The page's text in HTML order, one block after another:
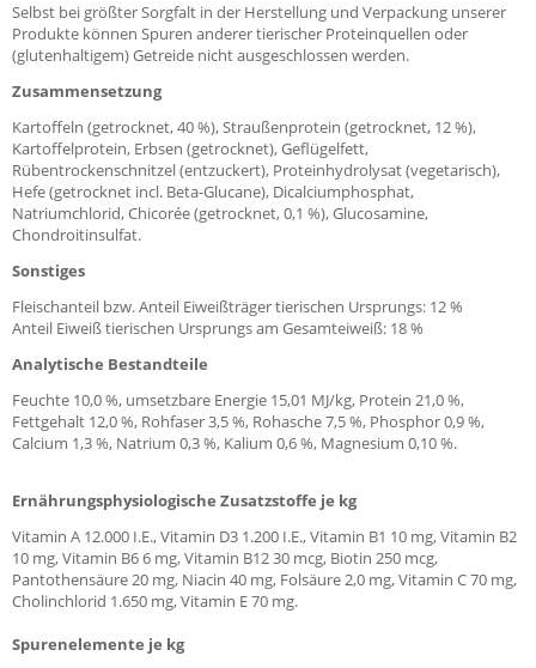
Selbst bei größter Sorgfalt in der Herstellung und Verpackung unserer
Produkte können Spuren anderer tierischer Proteinquellen oder
(glutenhaltigem) Getreide nicht ausgeschlossen werden.
Zusammensetzung
Kartoffeln (getrocknet, 40 %), Straußenprotein (getrocknet, 12 %),
Kartoffelprotein, Erbsen (getrocknet), Geflügelfett,
Rübentrockenschnitzel (entzuckert), Proteinhydrolysat (vegetarisch),
Hefe (getrocknet incl. Beta-Glucane), Dicalciumphosphat,
Natriumchlorid, Chicorée (getrocknet, 0,1 %), Glucosamine,
Chondroitinsulfat.
Sonstiges
Fleischanteil bzw. Anteil Eiweißträger tierischen Ursprungs: 12 %
Anteil Eiweiß tierischen Ursprungs am Gesamteiweiß: 18 %
Analytische Bestandteile
Feuchte 10,0 %, umsetzbare Energie 15,01 MJ/kg, Protein 21,0 %,
Fettgehalt 12,0 %, Rohfaser 3,5 %, Rohasche 7,5 %, Phosphor 0,9 %,
Calcium 1,3 %, Natrium 0,3 %, Kalium 0,6 %, Magnesium 0,10 %.
Ernährungsphysiologische Zusatzstoffe je kg
Vitamin A 12.000 I.E., Vitamin D3 1.200 I.E., Vitamin B1 10 mg, Vitamin B2
10 mg, Vitamin B6 6 mg, Vitamin B12 30 mcg, Biotin 250 mcg,
Pantothensäure 20 mg, Niacin 40 mg, Folsäure 2,0 mg, Vitamin C 70 mg,
Cholinchlorid 1.650 mg, Vitamin E 70 mg.
Spurenelemente je kg